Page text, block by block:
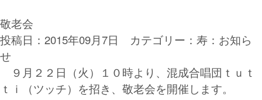
敬老会
投稿日：2015年09月7日 カテゴリー： 寿：お知ら
せ
９月２２日（火）１０時より、混成合唱団ｔｕｔ
ｔｉ（ツッチ）を招き、敬老会を開催します。